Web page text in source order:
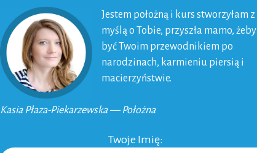
Jestem położną i kurs stworzyłam z
myślą o Tobie, przyszła mamo, żeby
być Twoim przewodnikiem po
narodzinach, karmieniu piersią i
macierzyństwie.
Kasia Płaza-Piekarzewska — Położna
Twoje Imię: